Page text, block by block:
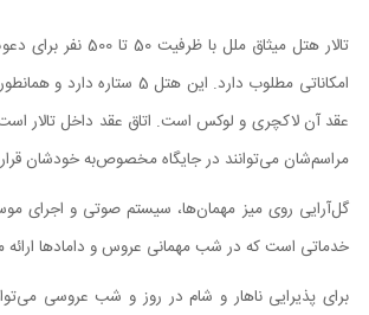
تالار هتل میثاق ملل با ظرفیت 50 تا 500 نفر برای دعوت
امکاناتی مطلوب دارد. این هتل 5
عقد آن لاکچری و لوکس است. اتاق عقد داخل تالار
مراسم‌شان می‌توانند در جایگاه مخصوص‌به خودشان قرار
گل‌آرایی روی میز مهمان‌ها، سیستم صوتی و اجرای
خدماتی است که در شب مهمانی عروس و دامادها
برای پذیرایی ناهار و شام در روز و شب عروسی